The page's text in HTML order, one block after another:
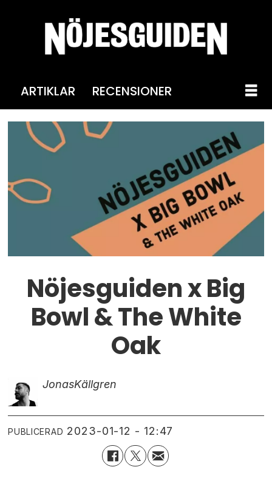
ARTIKLAR RECENSIONER
Nöjesguiden x Big
Bowl & The White
Oak
JonasKällgren
PUBLICERAD 2023-01-12 - 12:47